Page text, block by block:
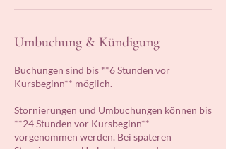
Umbuchung & Kündigung
Buchungen sind bis **6 Stunden vor
Kursbeginn** möglich.
Stornierungen und Umbuchungen können bis
**24 Stunden vor Kursbeginn**
vorgenommen werden. Bei späteren